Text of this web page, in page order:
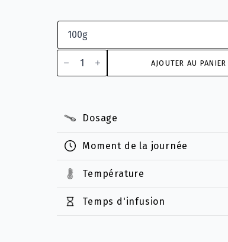
quantité
de
Fidji
AJOUTER AU PANIER
Dosage
Moment de la journée
Température
Temps d'infusion